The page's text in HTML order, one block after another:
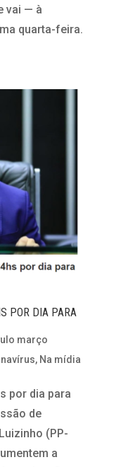
vai — à
quarta-feira.
POR DIA PARA
março
, Na mídia
por dia para
de
(PP-
a